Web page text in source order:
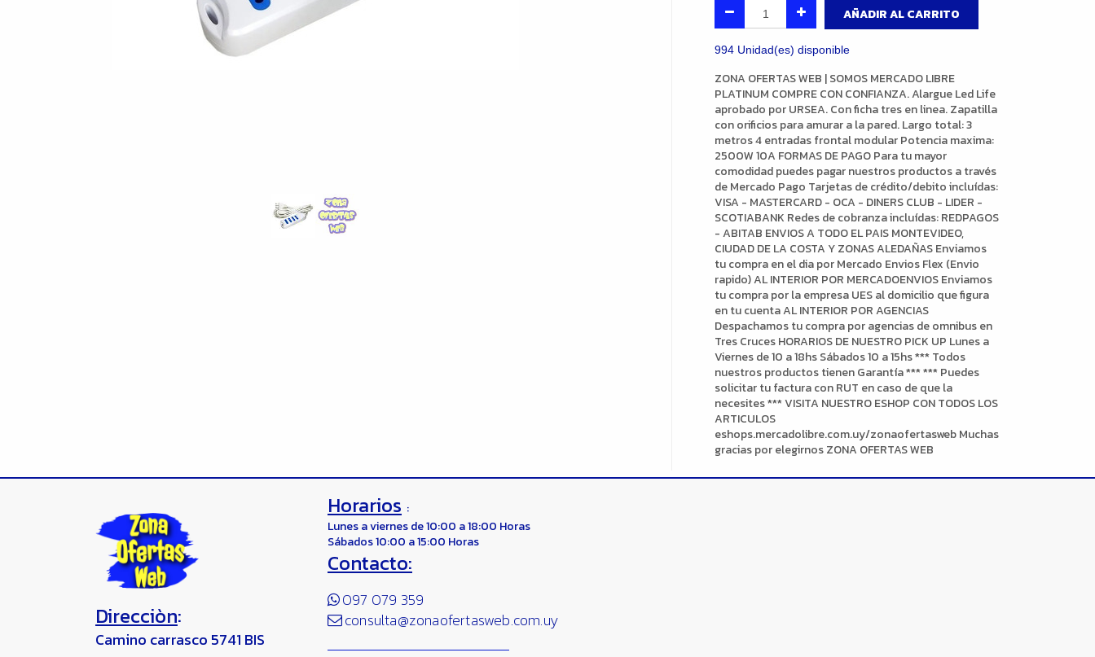
AÑADIR AL CARRITO
994 Unidad(es) disponible
ZONA OFERTAS WEB | SOMOS MERCADO LIBRE
PLATINUM COMPRE CON CONFIANZA. Alargue Led Life
aprobado por URSEA. Con ficha tres en linea. Zapatilla
con orificios para amurar a la pared. Largo total: 3
metros 4 entradas frontal modular Potencia maxima:
2500W 10A FORMAS DE PAGO Para tu mayor
comodidad puedes pagar nuestros productos a través
de Mercado Pago Tarjetas de crédito/debito incluídas:
VISA - MASTERCARD - OCA - DINERS CLUB - LIDER -
SCOTIABANK Redes de cobranza incluídas: REDPAGOS
- ABITAB ENVIOS A TODO EL PAIS MONTEVIDEO,
CIUDAD DE LA COSTA Y ZONAS ALEDAÑAS Enviamos
tu compra en el dia por Mercado Envios Flex (Envio
rapido) AL INTERIOR POR MERCADOENVIOS Enviamos
tu compra por la empresa UES al domicilio que figura
en tu cuenta AL INTERIOR POR AGENCIAS
Despachamos tu compra por agencias de omnibus en
Tres Cruces HORARIOS DE NUESTRO PICK UP Lunes a
Viernes de 10 a 18hs Sábados 10 a 15hs *** Todos
nuestros productos tienen Garantía *** *** Puedes
solicitar tu factura con RUT en caso de que la
necesites *** VISITA NUESTRO ESHOP CON TODOS LOS
ARTICULOS
eshops.mercadolibre.com.uy/zonaofertasweb Muchas
gracias por elegirnos ZONA OFERTAS WEB
Direcciòn:
Camino carrasco 5741 BIS
Horarios :
Lunes a viernes de 10:00 a 18:00 Horas
Sábados 10:00 a 15:00 Horas
Contacto:
097 079 359
consulta@zonaofertasweb.com.uy